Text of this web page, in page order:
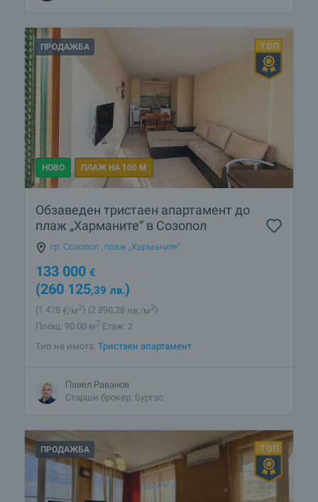
ПРОДАЖБА
НОВО ПЛАЖ НА 100 М
Обзаведен тристаен апартамент до
плаж „Харманите“ в Созопол
гр. Созопол , плаж „Харманите“
133 000 €
(260 125,39 лв.)
(1 478 €/м2) (2 890,28 лв./м2)
Площ: 90.00 м2 Етаж: 2
Тип на имота: Тристаен апартамент
Павел Раванов
Старши брокер, Бургас
ПРОДАЖБА